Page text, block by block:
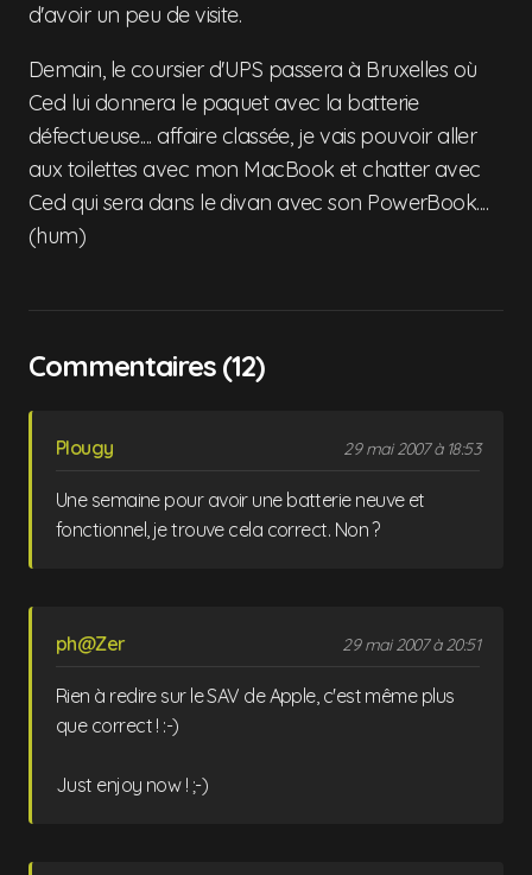
d'avoir un peu de visite.
Demain, le coursier d'UPS passera à Bruxelles où
Ced lui donnera le paquet avec la batterie
défectueuse.... affaire classée, je vais pouvoir aller
aux toilettes avec mon MacBook et chatter avec
Ced qui sera dans le divan avec son PowerBook....
(hum)
Commentaires (12)
Plougy 29 mai 2007 à 18:53
Une semaine pour avoir une batterie neuve et
fonctionnel, je trouve cela correct. Non ?
ph@Zer 29 mai 2007 à 20:51
Rien à redire sur le SAV de Apple, c'est même plus
que correct ! :-)
Just enjoy now ! ;-)